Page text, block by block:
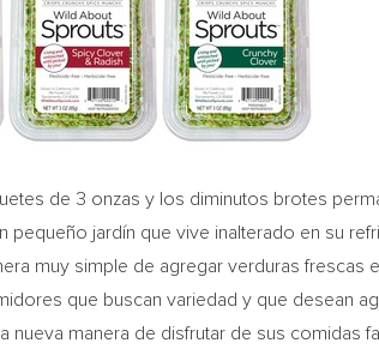
de 3 onzas y los diminutos brotes
pequeño jardín que vive inalterado en su
muy simple de agregar verduras frescas
que buscan variedad y que desean
nueva manera de disfrutar de sus comidas